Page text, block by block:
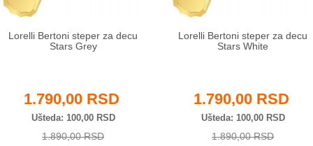
Lorelli Bertoni steper za decu
Stars Grey
1.790,00 RSD
Ušteda 100,00 RSD
1.890,00 RSD
Lorelli Bertoni steper za decu
Stars White
1.790,00 RSD
Ušteda 100,00 RSD
1.890,00 RSD